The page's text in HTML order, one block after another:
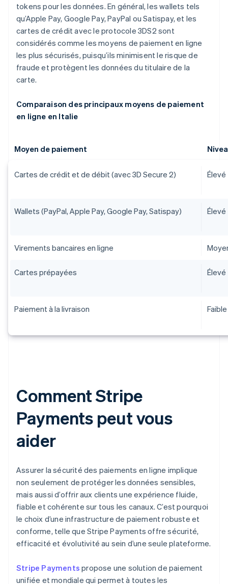
tokens pour les données. En général, les wallets tels
qu’Apple Pay, Google Pay, PayPal ou Satispay, et les
cartes de crédit avec le protocole 3DS2 sont
considérés comme les moyens de paiement en ligne
les plus sécurisés, puisqu’ils minimisent le risque de
fraude et protègent les données du titulaire de la
carte.
Comparaison des principaux moyens de paiement
en ligne en Italie
Moyen de paiement
Cartes de crédit et de débit (avec 3D Secure 2) Élevé
Wallets (PayPal, Apple Pay, Google Pay, Satispay) Élevé
Virements bancaires en ligne
Cartes prépayées Élevé
Paiement à la livraison
Comment Stripe
Payments peut vous
aider
Assurer la sécurité des paiements en ligne implique
non seulement de protéger les données sensibles,
mais aussi d’offrir aux clients une expérience fluide,
fiable et cohérente sur tous les canaux. C’est pourquoi
le choix d’une infrastructure de paiement robuste et
conforme, telle que Stripe Payments offre sécurité,
efficacité et évolutivité au sein d’une seule plateforme.
Stripe Payments propose une solution de paiement
unifiée et mondiale qui permet à toutes les